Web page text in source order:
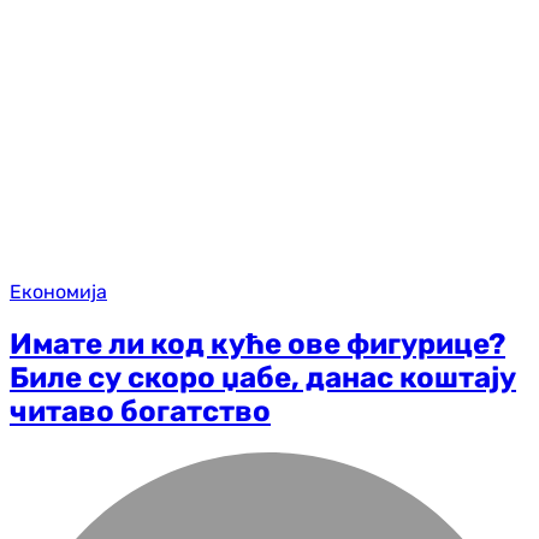
Економија
Имате ли код куће ове фигурице?
Биле су скоро џабе, данас коштају
читаво богатство